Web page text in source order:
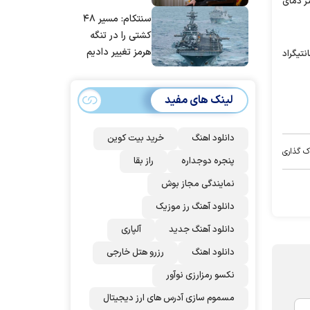
سانتیگراد گرم‌ترین و اردبیل با بیشینه دمای ۲۴ درجه سانتیگراد
گذاری
مردم ایران استسنتکام: مسیر ۴۸
کشتی را در تنگه
هرمز تغییر دادیم
لینک های مفید
دانلود اهنگ
خرید بیت کوین
پنجره دوجداره
راز بقا
نمایندگی مجاز بوش
دانلود آهنگ رز‌ موزیک
دانلود آهنگ جدید
آلپاری
دانلود اهنگ
رزرو هتل خارجی
نکسو رمزارزی نوآور
مسموم سازی آدرس های ارز دیجیتال